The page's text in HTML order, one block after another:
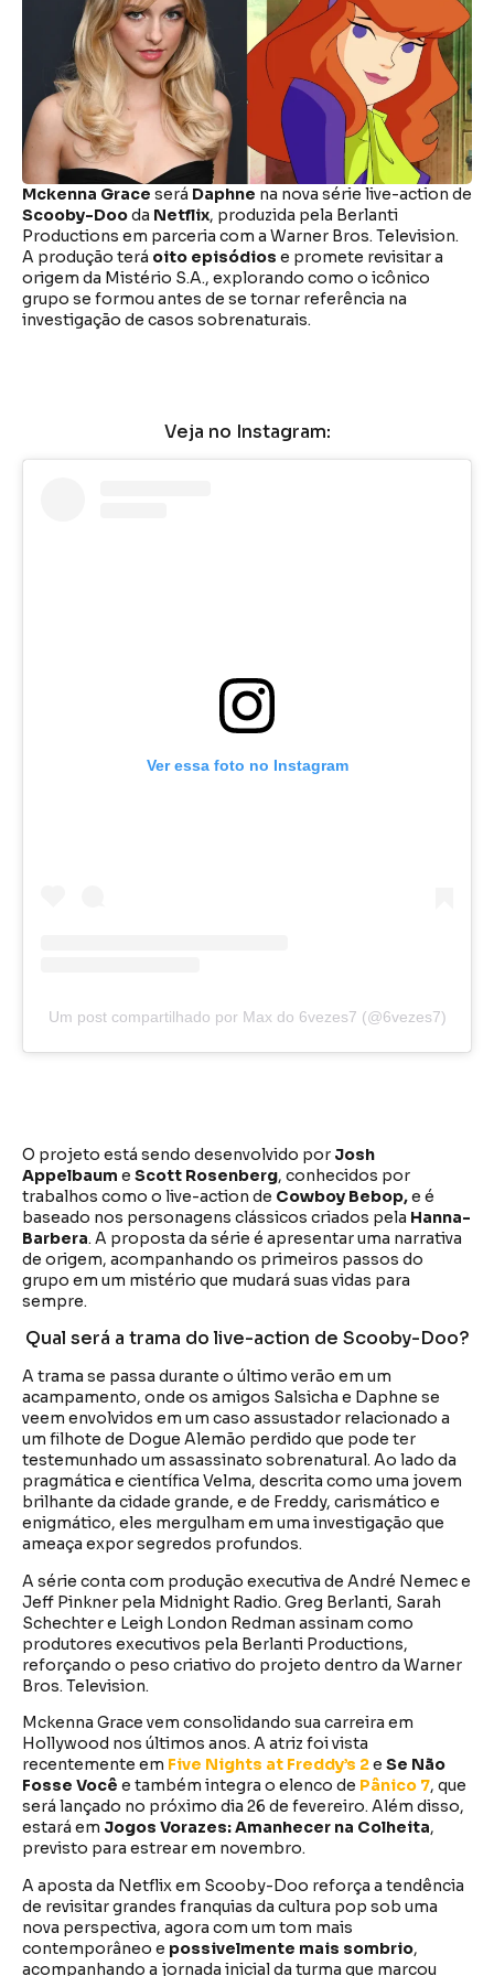
Mckenna Grace será Daphne na nova série live-action de
Scooby-Dooda Netflix, produzida pela Berlanti
Productions em parceria com a Warner Bros. Television.
A produção terá oito episódios e promete revisitar a
origem da Mistério S.A., explorando como o icônico
grupo se formou antes de se tornar referência na
investigação de casos sobrenaturais.
Veja no Instagram:
Ver essa foto no Instagram
Um post compartilhado por Max do 6vezes7 (@6vezes7)
O projeto está sendo desenvolvido por Josh
Appelbaum e Scott Rosenberg, conhecidos por
trabalhos como o live-action de Cowboy Bebop,e é
baseado nos personagens clássicos criados pela Hanna-
Barbera. A proposta da série é apresentar uma narrativa
de origem, acompanhando os primeiros passos do
grupo em um mistério que mudará suas vidas para
sempre.
Qual será a trama do live-action de Scooby-Doo?
A trama se passa durante o último verão em um
acampamento, onde os amigos Salsicha e Daphne se
veem envolvidos em um caso assustador relacionado a
um filhote de Dogue Alemão perdido que pode ter
testemunhado um assassinato sobrenatural. Ao lado da
pragmática e científica Velma, descrita como uma jovem
brilhante da cidade grande, e de Freddy, carismático e
enigmático, eles mergulham em uma investigação que
ameaça expor segredos profundos.
A série conta com produção executiva de André Nemec e
Jeff Pinkner pela Midnight Radio. Greg Berlanti, Sarah
Schechter e Leigh London Redman assinam como
produtores executivos pela Berlanti Productions,
reforçando o peso criativo do projeto dentro da Warner
Bros. Television.
Mckenna Grace vem consolidando sua carreira em
Hollywood nos últimos anos. A atriz foi vista
recentemente em Five Nights at Freddy’s 2e Se Não
Fosse Você e também integra o elenco de Pânico 7, que
será lançado no próximo dia 26 de fevereiro. Além disso,
estará em Jogos Vorazes: Amanhecer na Colheita,
previsto para estrear em novembro.
A aposta da Netflix em Scooby-Doo reforça a tendência
de revisitar grandes franquias da cultura pop sob uma
nova perspectiva, agora com um tom mais
contemporâneo e possivelmente mais sombrio,
acompanhando a jornada inicial da turma que marcou